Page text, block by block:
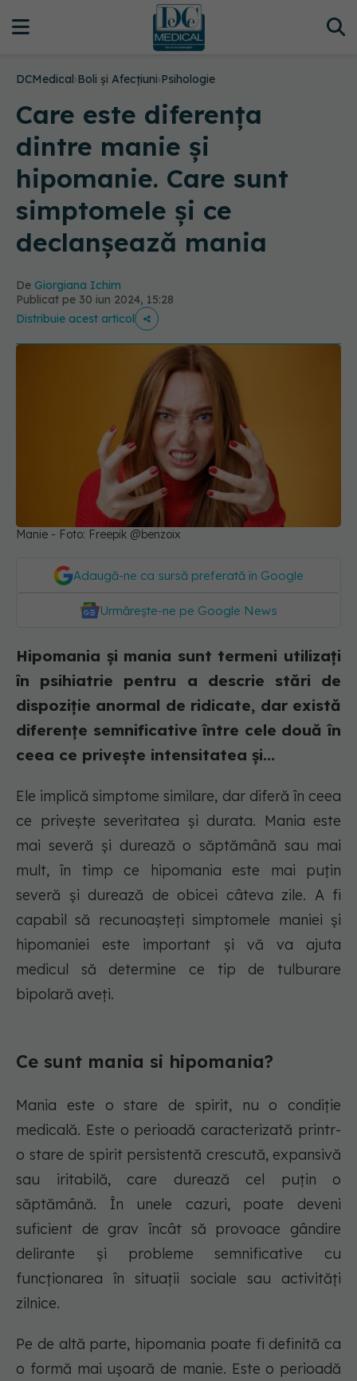
DCMedical›Boli și Afecțiuni›Psihologie
Care este diferența
dintre manie și
hipomanie. Care sunt
simptomele și ce
declanșează mania
De Giorgiana Ichim
Publicat pe 30 iun 2024, 15:28
Distribuie acest articol
Manie - Foto: Freepik @benzoix
Adaugă-ne ca sursă preferată în Google
Urmărește-ne pe Google News
Hipomania și mania sunt termeni utilizați
în psihiatrie pentru a descrie stări de
dispoziție anormal de ridicate, dar există
diferențe semnificative între cele două în
ceea ce privește intensitatea și...
Ele implică simptome similare, dar diferă în ceea
ce privește severitatea și durata. Mania este
mai severă și durează o săptămână sau mai
mult, în timp ce hipomania este mai puțin
severă și durează de obicei câteva zile. A fi
capabil să recunoașteți simptomele maniei și
hipomaniei este important și vă va ajuta
medicul să determine ce tip de tulburare
bipolară aveți.
Ce sunt mania si hipomania?
Mania este o stare de spirit, nu o condiție
medicală. Este o perioadă caracterizată printr-
o stare de spirit persistentă crescută, expansivă
sau iritabilă, care durează cel puțin o
săptămână. În unele cazuri, poate deveni
suficient de grav încât să provoace gândire
delirante și probleme semnificative cu
funcționarea în situații sociale sau activități
zilnice.
Pe de altă parte, hipomania poate fi definită ca
o formă mai ușoară de manie. Este o perioadă